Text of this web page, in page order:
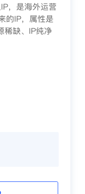
，是海外运营
的IP，属性是
稀缺、IP纯净